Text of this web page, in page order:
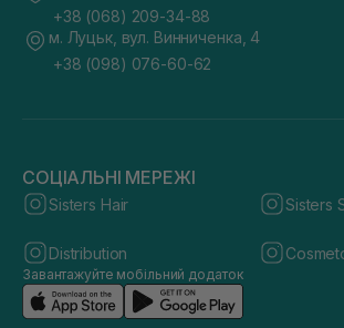
+38 (068) 209-34-88
м. Луцьк, вул. Винниченка, 4
+38 (098) 076-60-62
СОЦІАЛЬНІ МЕРЕЖІ
Sisters Hair Sisters
Distribution
Завантажуйте мобільний додаток